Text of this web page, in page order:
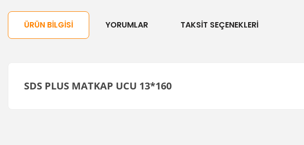
ÜRÜN BILGISI YORUMLAR TAKSIT SEÇENEKLERI
SDS PLUS MATKAP UCU 13*160